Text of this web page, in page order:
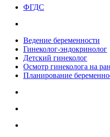
ФГДС
Ведение беременности
Гинеколог-эндокринолог
Детский гинеколог
Осмотр гинеколога на
Планирование